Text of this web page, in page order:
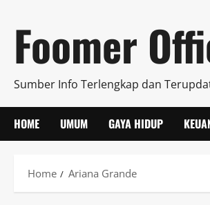
content
Foomer
Sumber Info Terlengkap dan
HOME UMUM GAYA HIDUP
Home Ariana Grande